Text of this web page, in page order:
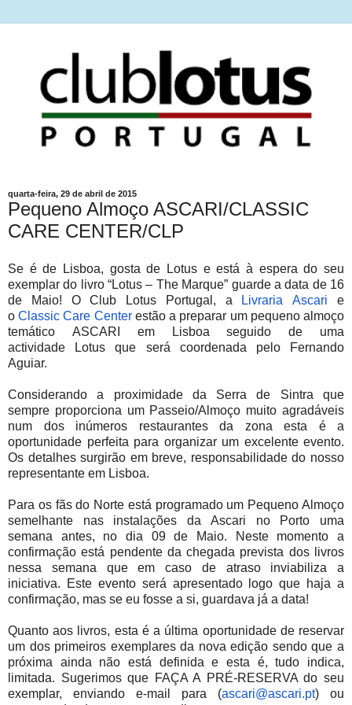
quarta-feira, 29 de abril de 2015
Pequeno Almoço ASCARI/CLASSIC
CARE CENTER/CLP
Se é de Lisboa, gosta de Lotus e está à espera do seu
exemplar do livro “Lotus – The Marque” guarde a data de 16
de Maio! O Club Lotus Portugal, a Livraria Ascari
e
o Classic Care Center estão a preparar um pequeno almoço
temático
ASCARI
em Lisboa seguido de uma
actividade
Lotus
que será coordenada pelo Fernando
Aguiar.
Considerando a proximidade da Serra de Sintra que
sempre proporciona um Passeio/Almoço muito agradáveis
num dos inúmeros restaurantes da zona esta é a
oportunidade perfeita para organizar um excelente evento.
Os detalhes surgirão em breve, responsabilidade do nosso
representante em Lisboa.
Para os fãs do Norte está programado um Pequeno Almoço
semelhante nas instalações da Ascari no Porto uma
semana antes, no dia 09 de Maio. Neste momento a
confirmação está pendente da chegada prevista dos livros
nessa semana que em caso de atraso inviabiliza a
iniciativa. Este evento será apresentado logo que haja a
confirmação, mas se eu fosse a si, guardava já a data!
Quanto aos livros, esta é a última oportunidade de reservar
um dos primeiros exemplares da nova edição sendo que a
próxima ainda não está definida e esta é, tudo indica,
limitada. Sugerimos que FAÇA A PRÉ-RESERVA do seu
exemplar, enviando e-mail para (ascari@ascari.pt) ou